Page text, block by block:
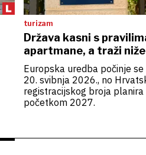
turizam
Država kasni s
apartmane, a traži
Europska uredba počinje
20. svibnja 2026., no
registracijskog broja
početkom 2027.